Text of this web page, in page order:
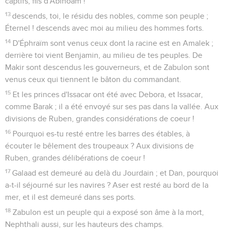
13 descends, toi, le résidu des nobles, comme son peuple ;
Éternel ! descends avec moi au milieu des hommes forts.
14 D'Éphraïm sont venus ceux dont la racine est en Amalek ;
derrière toi vient Benjamin, au milieu de tes peuples. De
Makir sont descendus les gouverneurs, et de Zabulon sont
venus ceux qui tiennent le bâton du commandant.
15 Et les princes d'Issacar ont été avec Debora, et Issacar,
comme Barak ; il a été envoyé sur ses pas dans la vallée. Aux
divisions de Ruben, grandes considérations de coeur !
16 Pourquoi es-tu resté entre les barres des étables, à
écouter le bêlement des troupeaux ? Aux divisions de
Ruben, grandes délibérations de coeur !
17 Galaad est demeuré au delà du Jourdain ; et Dan, pourquoi
a-t-il séjourné sur les navires ? Aser est resté au bord de la
mer, et il est demeuré dans ses ports.
18 Zabulon est un peuple qui a exposé son âme à la mort,
Nephthali aussi, sur les hauteurs des champs.